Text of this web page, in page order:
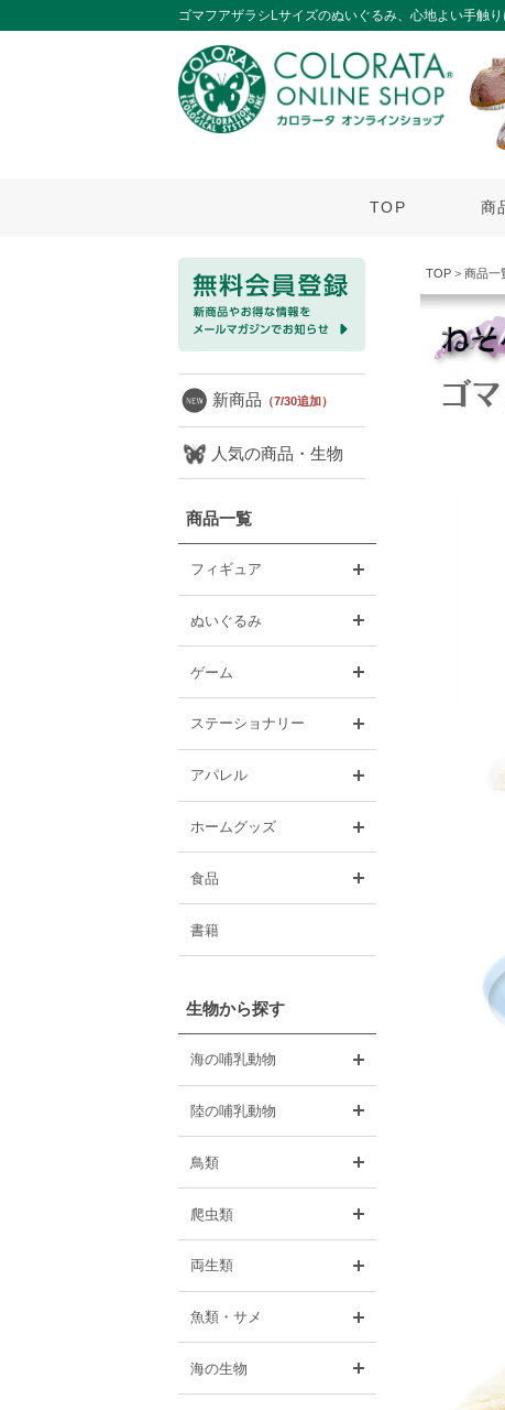
ゴマフアザラシLサイズのぬいぐるみ、心地よい手触
TOP 商
新商品 （7/30追加）
人気の商品・生物
商品一覧
フィギュア
ぬいぐるみ
ゲーム
ステーショナリー
アパレル
ホームグッズ
食品
書籍
生物から探す
海の哺乳動物
陸の哺乳動物
鳥類
爬虫類
両生類
魚類・サメ
海の生物
TOP > 商品一